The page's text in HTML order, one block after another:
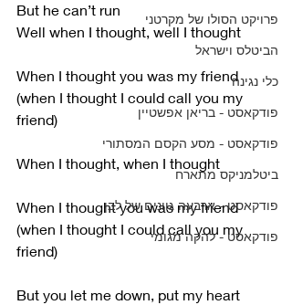
פרויקט הסולו של מקרטני
הביטלס וישראל
כלי נגינה
פודקאסט - בריאן אפשטיין
פודקאסט - מסע הקסם המסתורי
ביטלמניקס מתארח
פודקאסט - ארבעה גוונים של לבן
פודקאסט - להקה מגומי
But he can’t run
Well when I thought, well I thought
When I thought you was my friend
(when I thought I could call you my
friend)
When I thought, when I thought
When I thought you was my friend
(when I thought I could call you my
friend)
But you let me down, put my heart